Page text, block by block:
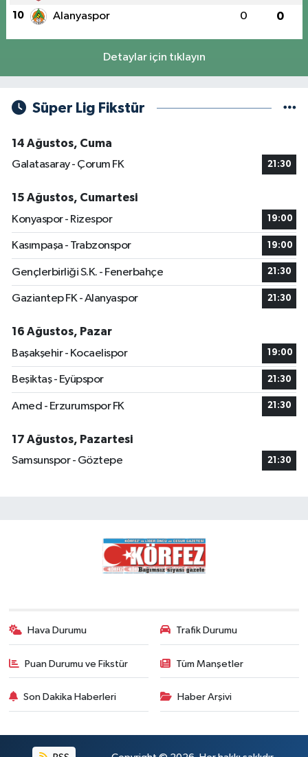
10 Alanyaspor 0 0
Detaylar için tıklayın
Süper Lig Fikstür
14 Ağustos, Cuma
Galatasaray - Çorum FK
21:30
15 Ağustos, Cumartesi
Konyaspor - Rizespor
19:00
Kasımpaşa - Trabzonspor 19:00
Gençlerbirliği S.K. - Fenerbahçe 21:30
Gaziantep FK - Alanyaspor 21:30
16 Ağustos, Pazar
Başakşehir - Kocaelispor
19:00
Beşiktaş - Eyüpspor 21:30
Amed - Erzurumspor FK 21:30
17 Ağustos, Pazartesi
Samsunspor - Göztepe
21:30
Hava Durumu Trafik Durumu
Puan Durumu ve Fikstür Tüm Manşetler
Son Dakika Haberleri Haber Arşivi